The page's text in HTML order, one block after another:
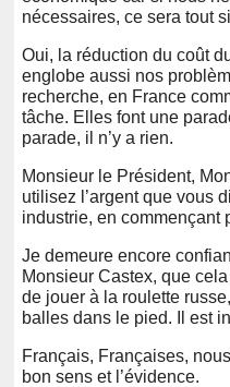
nécessaires, ce sera tout
Oui, la réduction du coût
englobe aussi nos
recherche, en France
tâche. Elles font une
parade, il n’y a rien.
Monsieur le Président,
utilisez l’argent que vous
industrie, en commençant
Je demeure encore
Monsieur Castex, que
de jouer à la roulette
balles dans le pied. Il est
Français, Françaises,
bon sens et l’évidence.